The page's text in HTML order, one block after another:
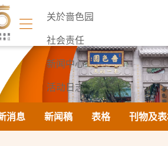
关於啬色园
社会责任
新闻中心
活动日志
联络我们
消息 新闻稿 表格 刊物及